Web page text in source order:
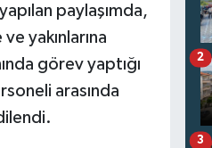
paylaşımda,
yakınlarına
görev yaptığı
arasında
2
3